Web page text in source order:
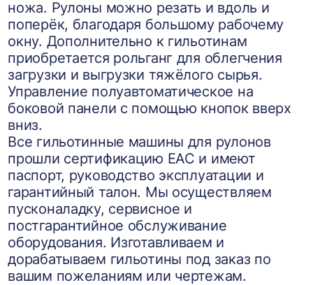
ножа. Рулоны можно резать и вдоль и
поперёк, благодаря большому рабочему
окну. Дополнительно к гильотинам
приобретается рольганг для облегчения
загрузки и выгрузки тяжёлого сырья.
Управление полуавтоматическое на
боковой панели с помощью кнопок вверх
вниз.
Все гильотинные машины для рулонов
прошли сертификацию ЕАС и имеют
паспорт, руководство эксплуатации и
гарантийный талон. Мы осуществляем
пусконаладку, сервисное и
постгарантийное обслуживание
оборудования. Изготавливаем и
дорабатываем гильотины под заказ по
вашим пожеланиям или чертежам.